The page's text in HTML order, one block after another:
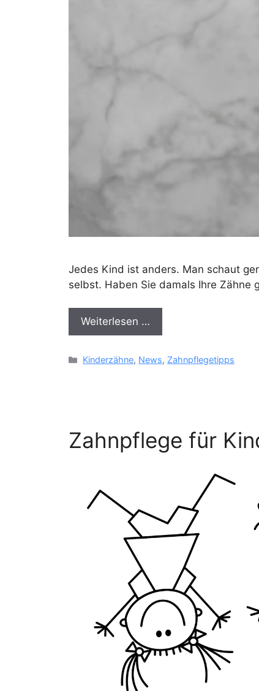
Jedes Kind ist anders. Man schaut
selbst. Haben Sie damals Ihre Zähne
Weiterlesen …
Kategorien
Kinderzähne, News, Zahnpflegetipps
Zahnpflege für